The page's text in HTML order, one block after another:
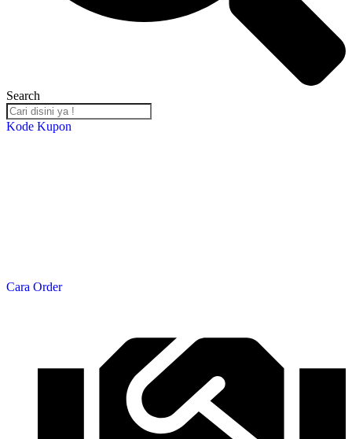
Search
Kode Kupon
Cara Order